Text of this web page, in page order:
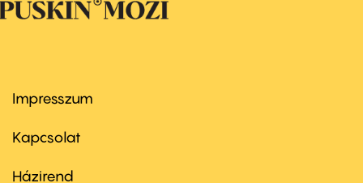
Footer
first
Impresszum
Kapcsolat
Házirend